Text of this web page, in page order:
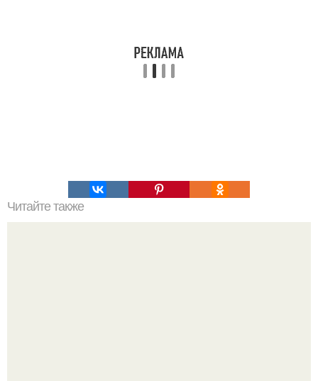
Читайте также